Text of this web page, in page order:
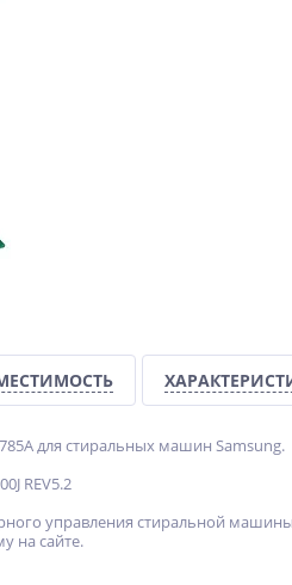
для стиральных машин Samsung.
REV5.2
управления стиральной
на сайте.